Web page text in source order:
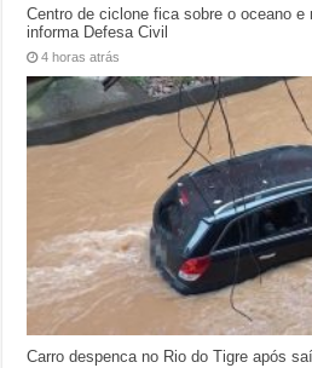
Centro de ciclone fica sobre o oceano e
informa Defesa Civil
4 horas atrás
Carro despenca no Rio do Tigre após